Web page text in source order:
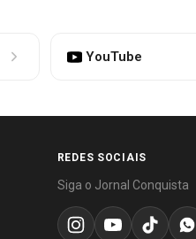
YouTube
REDES SOCIAIS
Siga o Jornal Conquista